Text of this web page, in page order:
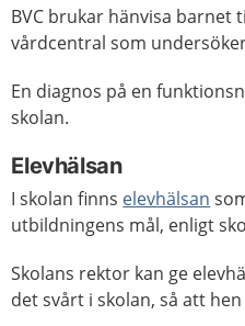
BVC brukar hänvisa barnet
vårdcentral som
En diagnos på en
skolan.
Elevhälsan
I skolan finns elevhälsan
utbildningens mål, enligt
Skolans rektor kan ge
det svårt i skolan, så att